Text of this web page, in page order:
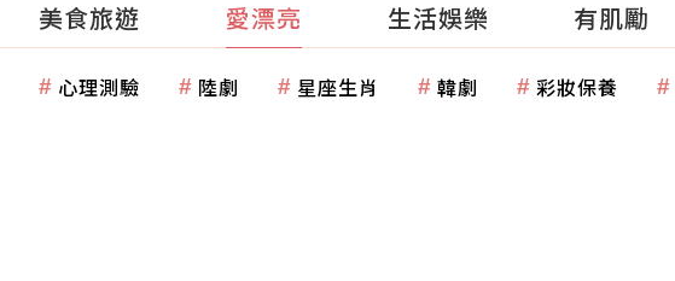
美食旅遊 愛漂亮 生活娛樂 有肌勵
心理測驗 陸劇 星座生肖 韓劇 彩妝保養